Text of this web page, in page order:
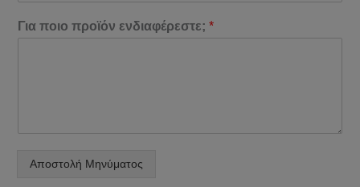
Για ποιο προϊόν ενδιαφέρεστε;*
Αποστολή Μηνύματος